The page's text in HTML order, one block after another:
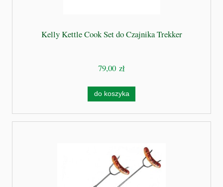
Kelly Kettle Cook Set do Czajnika Trekker
79,00 zł
do koszyka